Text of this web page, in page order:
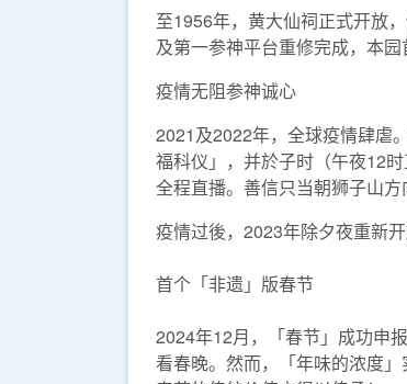
至1956年，黄大仙祠正式开放
及第一参神平台重修完成，本园
疫情无阻参神诚心
2021及2022年，全球疫情肆虐
福科仪」，并於子时（午夜12
全程直播。善信只当朝狮子山
疫情过後，2023年除夕夜重新
首个「非遗」版春节
2024年12月，「春节」成功申
看春晚。然而，「年味的浓度